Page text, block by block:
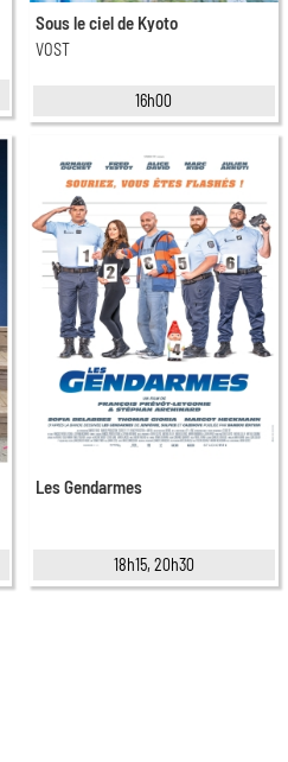
Sous le ciel de Kyoto
VOST
16h00
Les Gendarmes
18h15, 20h30